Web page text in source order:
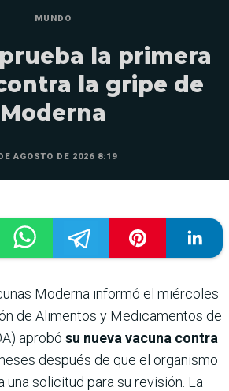
MUNDO
la primera
la gripe de
Moderna
AGOSTO DE 2026 8:19
Moderna informó el miércoles
de Alimentos y Medicamentos de
aprobó su nueva vacuna contra
después de que el organismo
una solicitud para su revisión. La